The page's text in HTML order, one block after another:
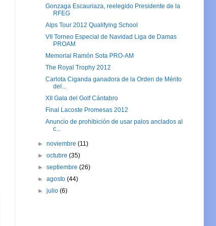
Gonzaga Escauriaza, reelegido Presidente de la
RFEG
Alps Tour 2012 Qualifying School
VII Torneo Especial de Navidad Liga de Damas
PROAM
Memorial Ramón Sota PRO-AM
The Royal Trophy 2012
Carlota Ciganda ganadora de la Orden de Mérito
del...
XII Gala del Golf Cántabro
Final Lacoste Promesas 2012
Anuncio de prohibición de usar palos anclados al
c...
►noviembre(11)
►octubre(35)
►septiembre(26)
►agosto(44)
►julio(6)